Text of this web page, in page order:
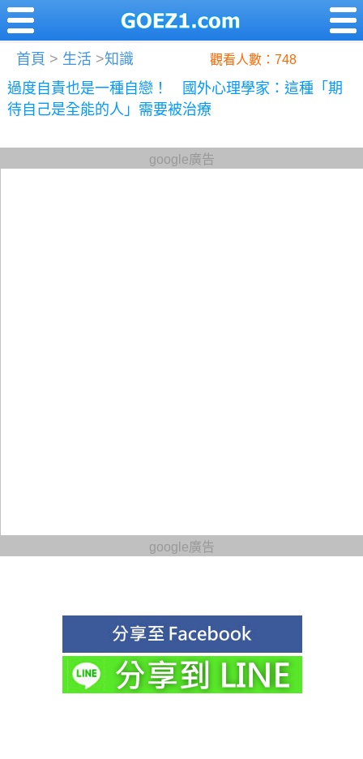
首頁 > 生活 >知識 觀看人數：748
過度自責也是一種自戀！ 國外心理學家：這種「期
待自己是全能的人」需要被治療
google廣告
google廣告